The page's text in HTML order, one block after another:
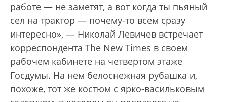
работе — не заметят, а вот когда ты пьяный
сел на трактор — почему-то всем сразу
интересно», — Николай Левичев встречает
корреспондента The New Times в своем
рабочем кабинете на четвертом этаже
Госдумы. На нем белоснежная рубашка и,
похоже, тот же костюм с ярко-васильковым